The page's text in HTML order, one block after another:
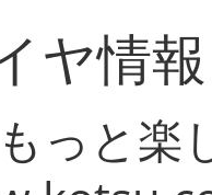
ヤ情
っと楽